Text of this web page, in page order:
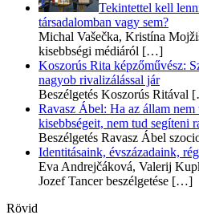
Tekintettel kell
társadalomban vagy sem?
Michal Vašečka, Kristína
kisebbségi médiáról […]
Koszorús Rita képzőművész:
nagyob rivalizálással jár
Beszélgetés Koszorús Ritával
Ravasz Ábel: Ha az állam nem
kisebbségeit, nem tud segíteni
Beszélgetés Ravasz Ábel
Identitásaink, évszázadaink,
Eva Andrejčáková, Valerij
Jozef Tancer beszélgetése […]
Rövid